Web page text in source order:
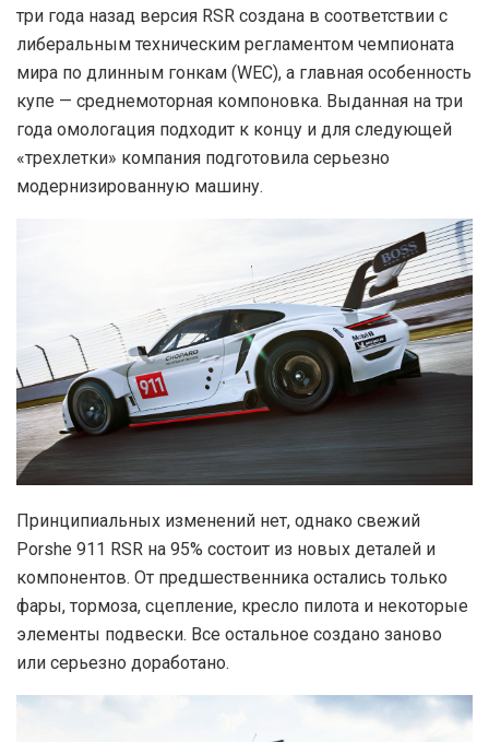
три года назад версия RSR создана в соответствии с
либеральным техническим регламентом чемпионата
мира по длинным гонкам (WEC), а главная особенность
купе — среднемоторная компоновка. Выданная на три
года омологация подходит к концу и для следующей
«трехлетки» компания подготовила серьезно
модернизированную машину.
Принципиальных изменений нет, однако свежий
Porshe 911 RSR на 95% состоит из новых деталей и
компонентов. От предшественника остались только
фары, тормоза, сцепление, кресло пилота и некоторые
элементы подвески. Все остальное создано заново
или серьезно доработано.